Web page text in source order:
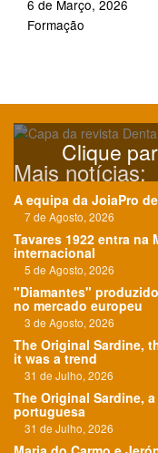
6 de Março, 2026
Formação
Clique
Mais notícias:
A equipa da JoiaPro
7 de Agosto, 2026
Tavares 1922 entra na
internacional
5 de Agosto, 2026
"Diamantes"
no mercado europeu
3 de Agosto, 2026
The Original Sardine,
it was a trend
31 de Julho, 2026
The Original Sardine,
portuguesa
31 de Julho, 2026